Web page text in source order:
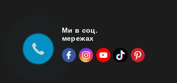
Ми в соц.
мережах